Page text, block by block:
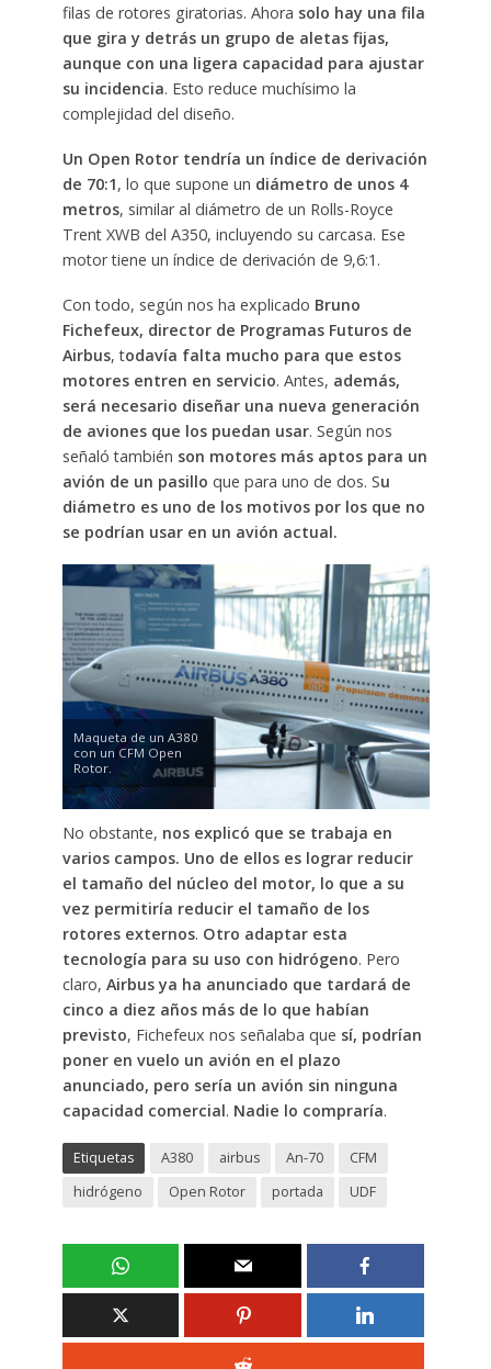
filas de rotores giratorias. Ahora solo hay una fila
que gira y detrás un grupo de aletas fijas,
aunque con una ligera capacidad para ajustar
su incidencia. Esto reduce muchísimo la
complejidad del diseño.
Un Open Rotor tendría un índice de derivación
de 70:1, lo que supone un diámetro de unos 4
metros, similar al diámetro de un Rolls-Royce
Trent XWB del A350, incluyendo su carcasa. Ese
motor tiene un índice de derivación de 9,6:1.
Con todo, según nos ha explicado Bruno
Fichefeux, director de Programas Futuros de
Airbus, todavía falta mucho para que estos
motores entren en servicio. Antes, además,
será necesario diseñar una nueva generación
de aviones que los puedan usar. Según nos
señaló también son motores más aptos para un
avión de un pasillo que para uno de dos. Su
diámetro es uno de los motivos por los que no
se podrían usar en un avión actual.
Maqueta de un A380
con un CFM Open
Rotor.
No obstante, nos explicó que se trabaja en
varios campos. Uno de ellos es lograr reducir
el tamaño del núcleo del motor, lo que a su
vez permitiría reducir el tamaño de los
rotores externos. Otro adaptar esta
tecnología para su uso con hidrógeno. Pero
claro, Airbus ya ha anunciado que tardará de
cinco a diez años más de lo que habían
previsto, Fichefeux nos señalaba que sí, podrían
poner en vuelo un avión en el plazo
anunciado, pero sería un avión sin ninguna
capacidad comercial. Nadie lo compraría.
Etiquetas A380 airbus An-70
CFM
hidrógeno
Open Rotor portada UDF